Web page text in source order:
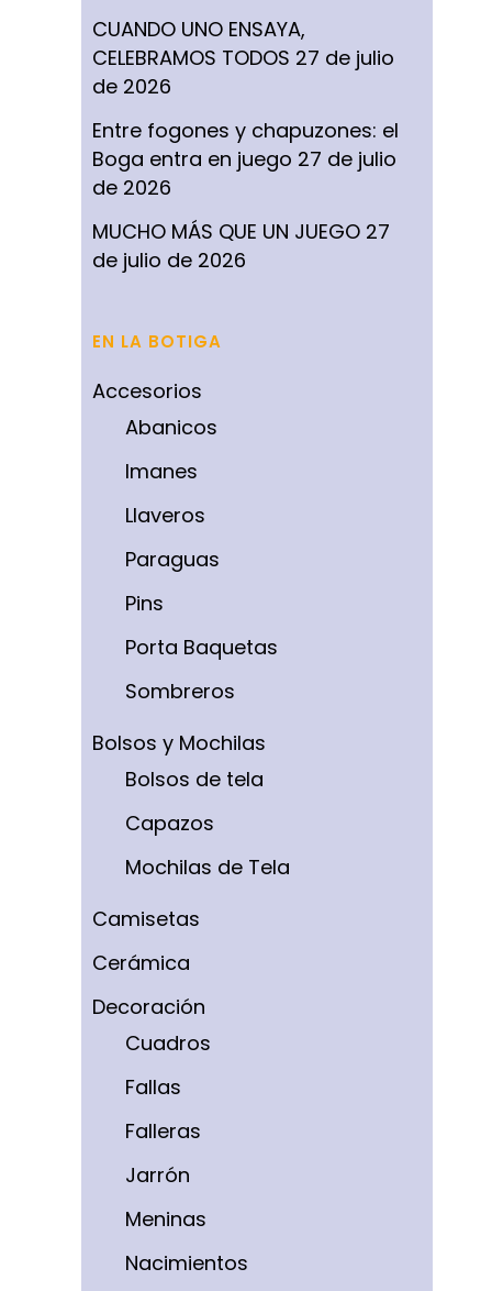
CUANDO UNO ENSAYA,
CELEBRAMOS TODOS 27 de julio
de 2026
Entre fogones y chapuzones: el
Boga entra en juego 27 de julio
de 2026
MUCHO MÁS QUE UN JUEGO 27
de julio de 2026
EN LA BOTIGA
Accesorios
Abanicos
Imanes
Llaveros
Paraguas
Pins
Porta Baquetas
Sombreros
Bolsos y Mochilas
Bolsos de tela
Capazos
Mochilas de Tela
Camisetas
Cerámica
Decoración
Cuadros
Fallas
Falleras
Jarrón
Meninas
Nacimientos